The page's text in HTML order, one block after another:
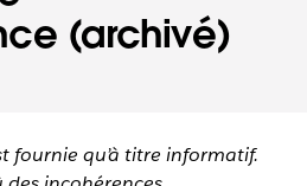
(archivé)
fournie qu’à titre informatif.